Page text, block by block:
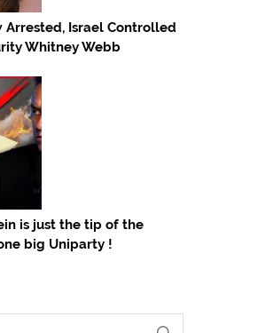
Arrested, Israel Controlled
Whitney Webb
is just the tip of the
big Uniparty !